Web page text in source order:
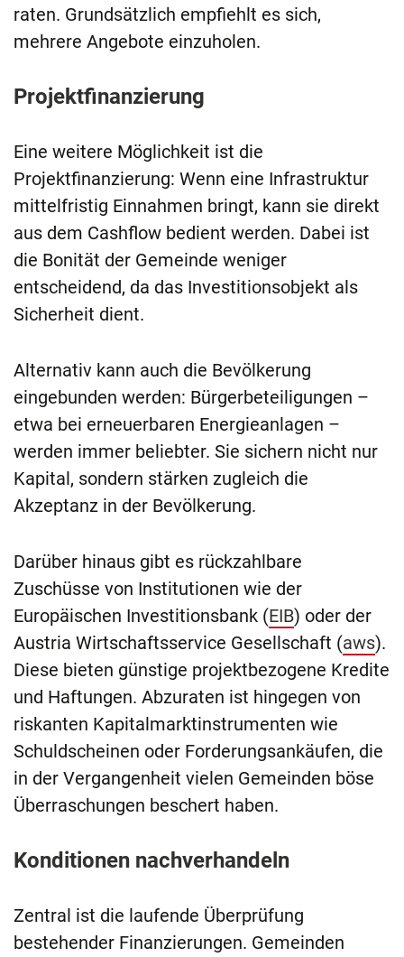
raten. Grundsätzlich empfiehlt es sich,
mehrere Angebote einzuholen.
Projektfinanzierung
Eine weitere Möglichkeit ist die
Projektfinanzierung: Wenn eine Infrastruktur
mittelfristig Einnahmen bringt, kann sie direkt
aus dem Cashflow bedient werden. Dabei ist
die Bonität der Gemeinde weniger
entscheidend, da das Investitionsobjekt als
Sicherheit dient.
Alternativ kann auch die Bevölkerung
eingebunden werden: Bürgerbeteiligungen –
etwa bei erneuerbaren Energieanlagen –
werden immer beliebter. Sie sichern nicht nur
Kapital, sondern stärken zugleich die
Akzeptanz in der Bevölkerung.
Darüber hinaus gibt es rückzahlbare
Zuschüsse von Institutionen wie der
Europäischen Investitionsbank (EIB) oder der
Austria Wirtschaftsservice Gesellschaft (aws).
Diese bieten günstige projektbezogene Kredite
und Haftungen. Abzuraten ist hingegen von
riskanten Kapitalmarktinstrumenten wie
Schuldscheinen oder Forderungsankäufen, die
in der Vergangenheit vielen Gemeinden böse
Überraschungen beschert haben.
Konditionen nachverhandeln
Zentral ist die laufende Überprüfung
bestehender Finanzierungen. Gemeinden